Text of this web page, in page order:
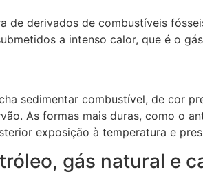
de derivados de combustíveis
a intenso calor, que é o
sedimentar combustível, de cor
As formas mais duras, como o
exposição à temperatura e
gás natural e